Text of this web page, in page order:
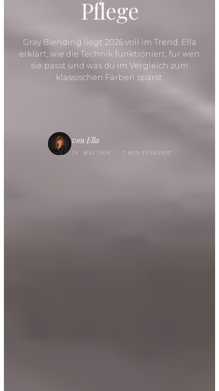
Pflege
Gray Blending liegt 2026 voll im Trend. Ella
erklärt, wie die Technik funktioniert, für wen
sie passt und was du im Vergleich zum
klassischen Färben sparst.
von Ella
29. MAI 2026 · 7 MIN LESEZEIT